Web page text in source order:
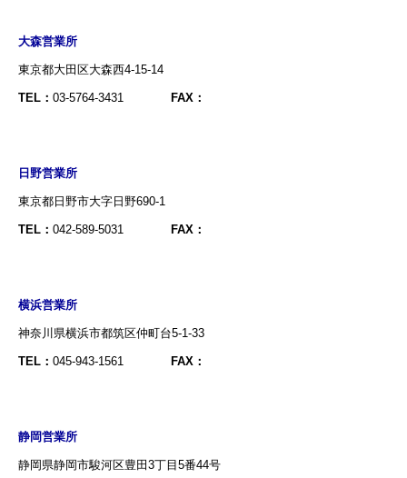
大森営業所
東京都大田区大森西4-15-14
TEL： 03-5764-3431 FAX：
日野営業所
東京都日野市大字日野690-1
TEL： 042-589-5031 FAX：
横浜営業所
神奈川県横浜市都筑区仲町台5-1-33
TEL： 045-943-1561 FAX：
静岡営業所
静岡県静岡市駿河区豊田3丁目5番44号